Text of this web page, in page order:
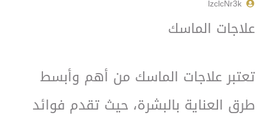
lzclcNr3k
علاجات الماسك
تعتبر علاجات الماسك من أهم وأبسط
طرق العناية بالبشرة، حيث تقدم فوائد